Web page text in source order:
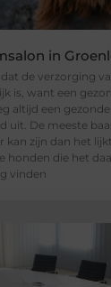
in
de verzorging
is, want een
altijd een
uit. De meeste
kan zijn dan het
honden die het
vinden